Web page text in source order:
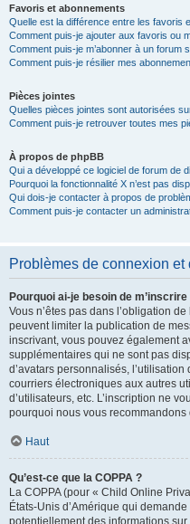
Favoris et abonnements
Quelle est la différence entre les favoris
Comment puis-je ajouter aux favoris ou
Comment puis-je m’abonner à un forum
Comment puis-je résilier mes
Pièces jointes
Quelles pièces jointes sont autorisées
Comment puis-je retrouver toutes mes
À propos de phpBB
Qui a développé ce logiciel de forum de
Pourquoi la fonctionnalité X n’est pas
Qui dois-je contacter à propos de
Comment puis-je contacter un
Problèmes de connexion et
Pourquoi ai-je besoin de m’inscrire
Vous n’êtes pas dans l’obligation
peuvent limiter la publication de
inscrivant, vous pouvez également
supplémentaires qui ne sont pas
d’avatars personnalisés,
courriers électroniques aux autres
d’utilisateurs, etc. L’inscription ne
pourquoi nous vous recommandons
Haut
Qu’est-ce que la COPPA ?
La COPPA (pour « Child Online
États-Unis d’Amérique qui
potentiellement des informations